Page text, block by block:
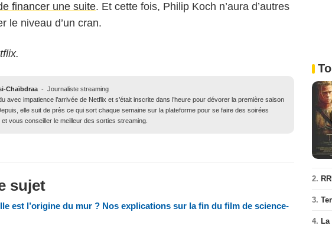
financer une suite. Et cette fois, Philip Koch n’aura d’autres
le niveau d’un cran.
Chaïbdraa - Journaliste streaming
avec impatience l’arrivée de Netflix et s’était inscrite dans l’heure pour dévorer la première saison
elle suit de près ce qui sort chaque semaine sur la plateforme pour se faire des soirées
et vous conseiller le meilleur des sorties streaming.
sujet
est l’origine du mur ? Nos explications sur la fin du film de science-
2.
3.
4.